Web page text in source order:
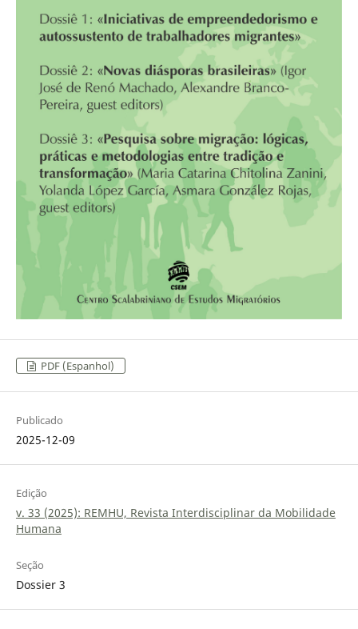
PDF (Espanhol)
Publicado
2025-12-09
Edição
v. 33 (2025): REMHU, Revista Interdisciplinar da Mobilidade
Humana
Seção
Dossier 3